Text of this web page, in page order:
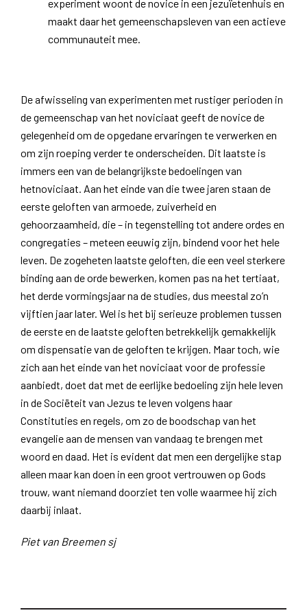
experiment woont de novice in een jezuïetenhuis en
maakt daar het gemeenschapsleven van een actieve
communauteit mee.
De afwisseling van experimenten met rustiger perioden in
de gemeenschap van het noviciaat geeft de novice de
gelegenheid om de opgedane ervaringen te verwerken en
om zijn roeping verder te onderscheiden. Dit laatste is
immers een van de belangrijkste bedoelingen van
hetnoviciaat. Aan het einde van die twee jaren staan de
eerste geloften van armoede, zuiverheid en
gehoorzaamheid, die – in tegenstelling tot andere ordes en
congregaties – meteen eeuwig zijn, bindend voor het hele
leven. De zogeheten laatste geloften, die een veel sterkere
binding aan de orde bewerken, komen pas na het tertiaat,
het derde vormingsjaar na de studies, dus meestal zo’n
vijftien jaar later. Wel is het bij serieuze problemen tussen
de eerste en de laatste geloften betrekkelijk gemakkelijk
om dispensatie van de geloften te krijgen. Maar toch, wie
zich aan het einde van het noviciaat voor de professie
aanbiedt, doet dat met de eerlijke bedoeling zijn hele leven
in de Sociëteit van Jezus te leven volgens haar
Constituties en regels, om zo de boodschap van het
evangelie aan de mensen van vandaag te brengen met
woord en daad. Het is evident dat men een dergelijke stap
alleen maar kan doen in een groot vertrouwen op Gods
trouw, want niemand doorziet ten volle waarmee hij zich
daarbij inlaat.
Piet van Breemen sj